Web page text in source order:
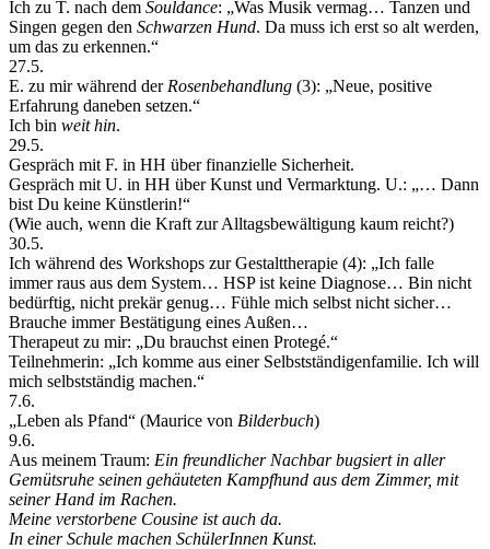
Ich zu T. nach dem Souldance: „Was Musik vermag… Tanzen und
Singen gegen den Schwarzen Hund. Da muss ich erst so alt werden,
um das zu erkennen.“
27.5.
E. zu mir während der Rosenbehandlung (3): „Neue, positive
Erfahrung daneben setzen.“
Ich bin weit hin.
29.5.
Gespräch mit F. in HH über finanzielle Sicherheit.
Gespräch mit U. in HH über Kunst und Vermarktung. U.: „… Dann
bist Du keine Künstlerin!“
(Wie auch, wenn die Kraft zur Alltagsbewältigung kaum reicht?)
30.5.
Ich während des Workshops zur Gestalttherapie (4): „Ich falle
immer raus aus dem System… HSP ist keine Diagnose… Bin nicht
bedürftig, nicht prekär genug… Fühle mich selbst nicht sicher…
Brauche immer Bestätigung eines Außen…
Therapeut zu mir: „Du brauchst einen Protegé.“
Teilnehmerin: „Ich komme aus einer Selbstständigenfamilie. Ich will
mich selbstständig machen.“
7.6.
„Leben als Pfand“ (Maurice von Bilderbuch)
9.6.
Aus meinem Traum: Ein freundlicher Nachbar bugsiert in aller
Gemütsruhe seinen gehäuteten Kampfhund aus dem Zimmer, mit
seiner Hand im Rachen.
Meine verstorbene Cousine ist auch da.
In einer Schule machen SchülerInnen Kunst.